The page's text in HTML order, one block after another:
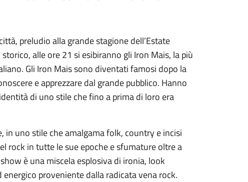
preludio alla grande stagione dell’Estate
alle ore 21 si esibiranno gli Iron Mais, la più
Gli Iron Mais sono diventati famosi dopo la
e apprezzare dal grande pubblico. Hanno
di uno stile che fino a prima di loro era
uno stile che amalgama folk, country e incisi
rock in tutte le sue epoche e sfumature oltre a
è una miscela esplosiva di ironia, look
proveniente dalla radicata vena rock.